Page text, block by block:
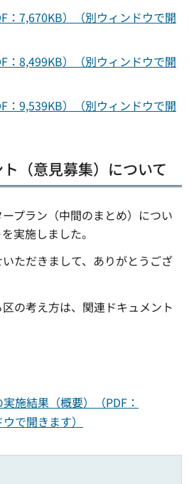
：7,670KB）（別ウィンドウで開
：8,499KB）（別ウィンドウで開
：9,539KB）（別ウィンドウで開
（意見募集）について
プラン（中間のまとめ）につい
実施しました。
ただきまして、ありがとうござ
の考え方は、関連ドキュメント
施結果（概要）（PDF：
で開きます）